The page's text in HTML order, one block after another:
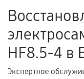
Поломка
нормальной
гарантийного
техническим
HF8.5-4 в
Экспертное